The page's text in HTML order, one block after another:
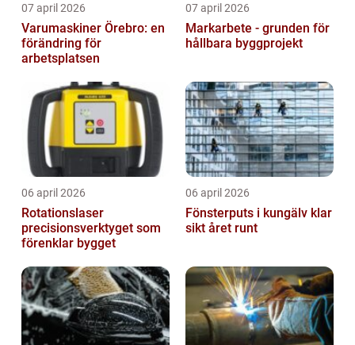
07 april 2026
Varumaskiner Örebro: en
förändring för
arbetsplatsen
07 april 2026
Markarbete - grunden för
hållbara byggprojekt
06 april 2026
Rotationslaser
precisionsverktyget som
förenklar bygget
06 april 2026
Fönsterputs i kungälv klar
sikt året runt